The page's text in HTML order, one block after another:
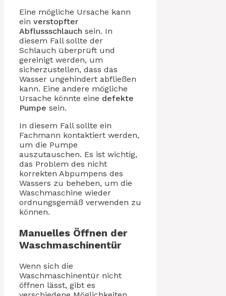
Eine mögliche Ursache kann
ein verstopfter
Abflussschlauch sein. In
diesem Fall sollte der
Schlauch überprüft und
gereinigt werden, um
sicherzustellen, dass das
Wasser ungehindert abfließen
kann. Eine andere mögliche
Ursache könnte eine defekte
Pumpe sein.
In diesem Fall sollte ein
Fachmann kontaktiert werden,
um die Pumpe
auszutauschen. Es ist wichtig,
das Problem des nicht
korrekten Abpumpens des
Wassers zu beheben, um die
Waschmaschine wieder
ordnungsgemäß verwenden zu
können.
Manuelles Öffnen der
Waschmaschinentür
Wenn sich die
Waschmaschinentür nicht
öffnen lässt, gibt es